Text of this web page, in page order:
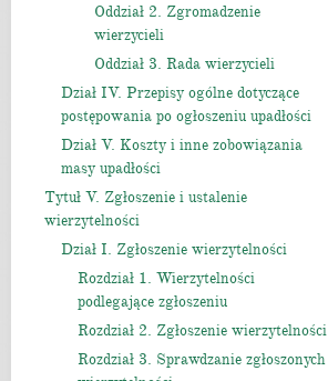
Oddział 2. Zgromadzenie
wierzycieli
Oddział 3. Rada wierzycieli
Dział IV. Przepisy ogólne dotyczące
postępowania po ogłoszeniu upadłości
Dział V. Koszty i inne zobowiązania
masy upadłości
Tytuł V. Zgłoszenie i ustalenie
wierzytelności
Dział I. Zgłoszenie wierzytelności
Rozdział 1. Wierzytelności
podlegające zgłoszeniu
Rozdział 2. Zgłoszenie wierzytelności
Rozdział 3. Sprawdzanie zgłoszonych